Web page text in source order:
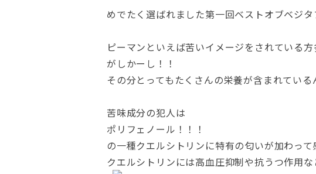
めでたく選ばれました第一回ベストオブベジ
ピーマンといえば苦いイメージをされている方
がしかーし！！
その分とってもたくさんの栄養が含まれている
苦味成分の犯人は
ポリフェノール！！！
の一種クエルシトリンに特有の匂いが加わって
クエルシトリンには高血圧抑制や抗うつ作用な